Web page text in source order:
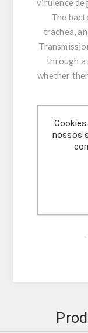
virulence
The
trachea,
through
whether
- Mistura
-
-
nossos